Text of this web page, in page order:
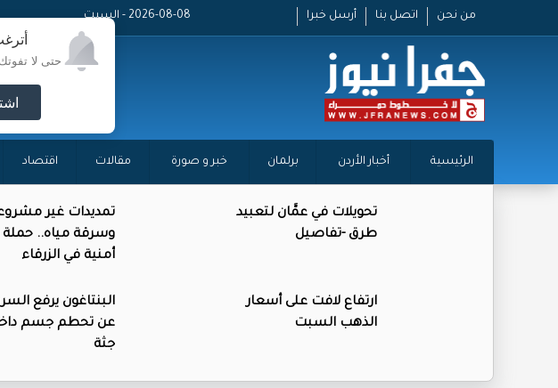
حتى لا
من نحن اتصل بنا أرسل خبرا 2026-08-08 - السبت
الرئيسية أخبار الأردن برلمان خبر و صورة مقالات اقتصاد
تحويلات في عمَّان لتعبيد
طرق -تفاصيل
تمديدات غير
وسرقة مياه.. حملة
أمنية في الزرقاء
ارتفاع لافت على أسعار
الذهب السبت
البنتاغون يرفع
عن تحطم جسم
جثة